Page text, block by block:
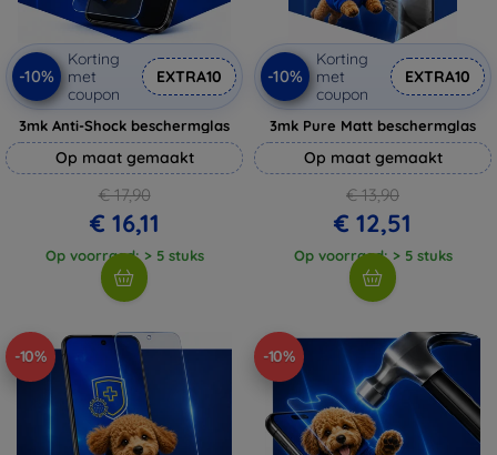
-10%
Korting
met
coupon
EXTRA10
3mk Anti-Shock beschermglas
Op maat gemaakt
€ 17,90
€ 16,11
Op voorraad: > 5 stuks
-10%
Korting
met
coupon
EXTRA10
3mk Pure Matt beschermglas
Op maat gemaakt
€ 13,90
€ 12,51
Op voorraad: > 5 stuks
-10% -10%